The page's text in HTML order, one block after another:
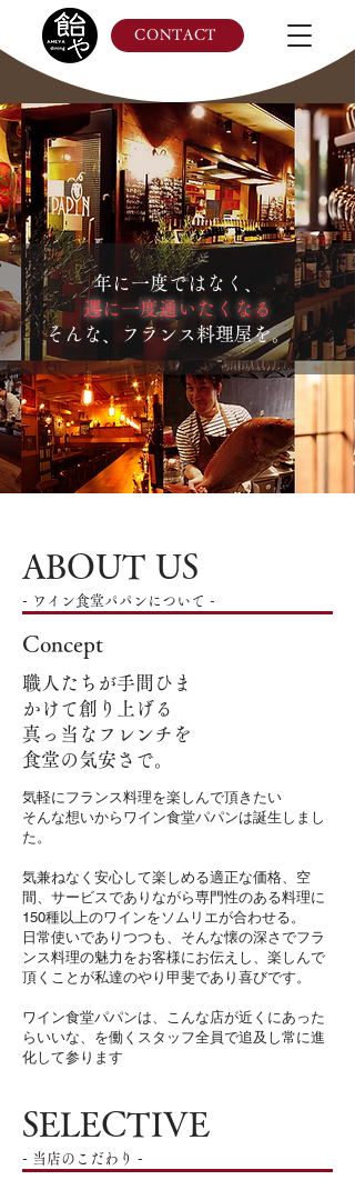
CONTACT
年に一度ではなく、
週に一度通いたくなる
そんな、フランス料理屋を。。
ABOUT US
- ワイン食堂パパンについて -
Concept
職人たちが手間ひま
かけて創り上げる
真っ当なフレンチを
食堂の気安さで。
気軽にフランス料理を楽しんで頂きたい
そんな想いからワイン食堂パパンは誕生しまし
た。
気兼ねなく安心して楽しめる適正な価格、空
間、サービスでありながら専門性のある料理に
150種以上のワインをソムリエが合わせる。
日常使いでありつつも、そんな懐の深さでフラ
ンス料理の魅力をお客様にお伝えし、楽しんで
頂くことが私達のやり甲斐であり喜びです。
ワイン食堂パパンは、こんな店が近くにあった
らいいな、を働くスタッフ全員で追及し常に進
化して参ります
SELECTIVE
- 当店のこだわり -